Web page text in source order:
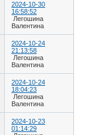
2024-10-30
16:58:52
Легошина
Валентина
2024-10-24
21:13:58
Легошина
Валентина
2024-10-24
18:04:23
Легошина
Валентина
2024-10-23
01:14:29